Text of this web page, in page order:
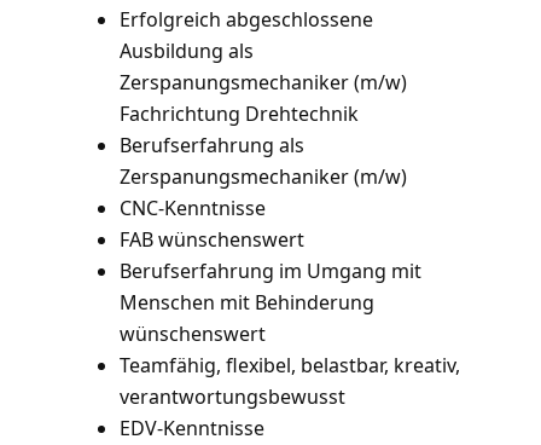
Erfolgreich abgeschlossene
Ausbildung als
Zerspanungsmechaniker (m/w)
Fachrichtung Drehtechnik
Berufserfahrung als
Zerspanungsmechaniker (m/w)
CNC-Kenntnisse
FAB wünschenswert
Berufserfahrung im Umgang mit
Menschen mit Behinderung
wünschenswert
Teamfähig, flexibel, belastbar, kreativ,
verantwortungsbewusst
EDV-Kenntnisse